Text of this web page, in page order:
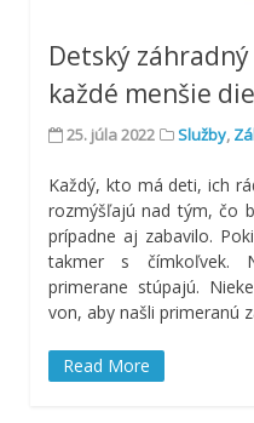
Detský
každé menšie
25. júla 2022 Služby,
Každý, kto má deti, ich
rozmýšľajú nad tým, čo
prípadne aj zabavilo.
takmer s čímkoľvek.
primerane stúpajú.
von, aby našli primeranú
Read More